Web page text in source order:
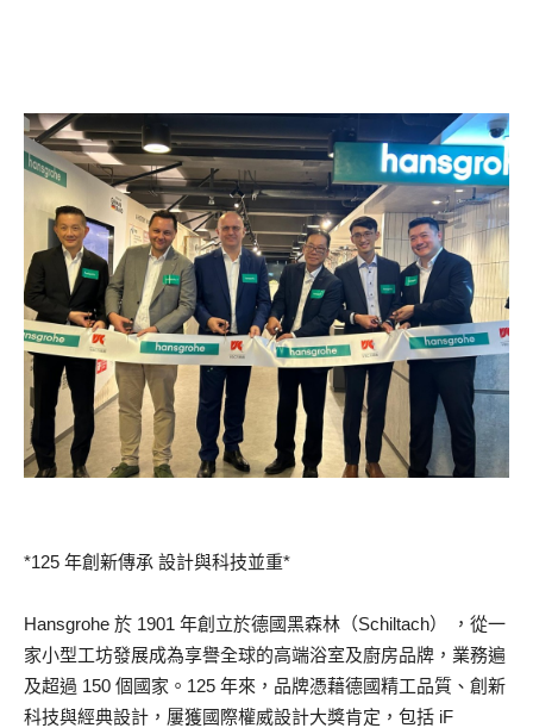
*125 年創新傳承 設計與科技並重*
Hansgrohe 於 1901 年創立於德國黑森林（Schiltach） ，從一
家小型工坊發展成為享譽全球的高端浴室及廚房品牌，業務遍
及超過 150 個國家。125 年來，品牌憑藉德國精工品質、創新
科技與經典設計，屢獲國際權威設計大獎肯定，包括 iF